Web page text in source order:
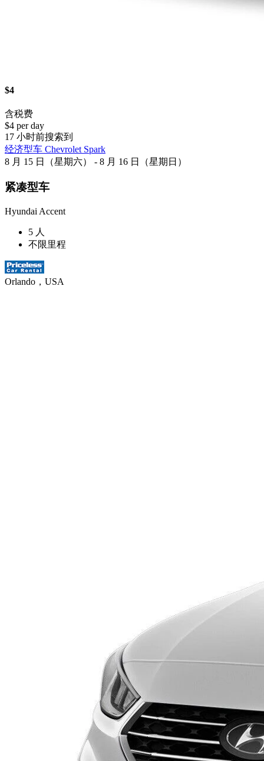
$4
含税费
$4 per day
17 小时前搜索到
经济型车 Chevrolet Spark
8 月 15 日（星期六） - 8 月 16 日（星期日）
紧凑型车
Hyundai Accent
5 人
不限里程
Orlando，USA